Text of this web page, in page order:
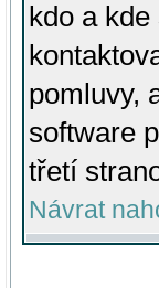
kdo a
pomluvy,
software
třetí
Návrat